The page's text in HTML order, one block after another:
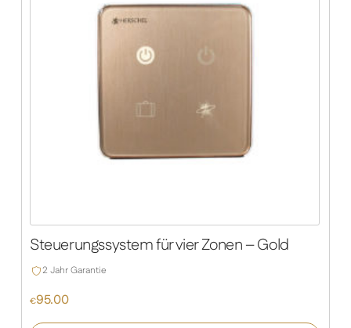
Steuerungssystem für vier Zonen – Gold
2 Jahr Garantie
€95.00